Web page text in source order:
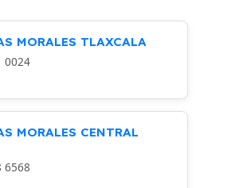
MARCA Rhino
MORALES TLAXCALA
0024
MORALES CENTRAL
6568